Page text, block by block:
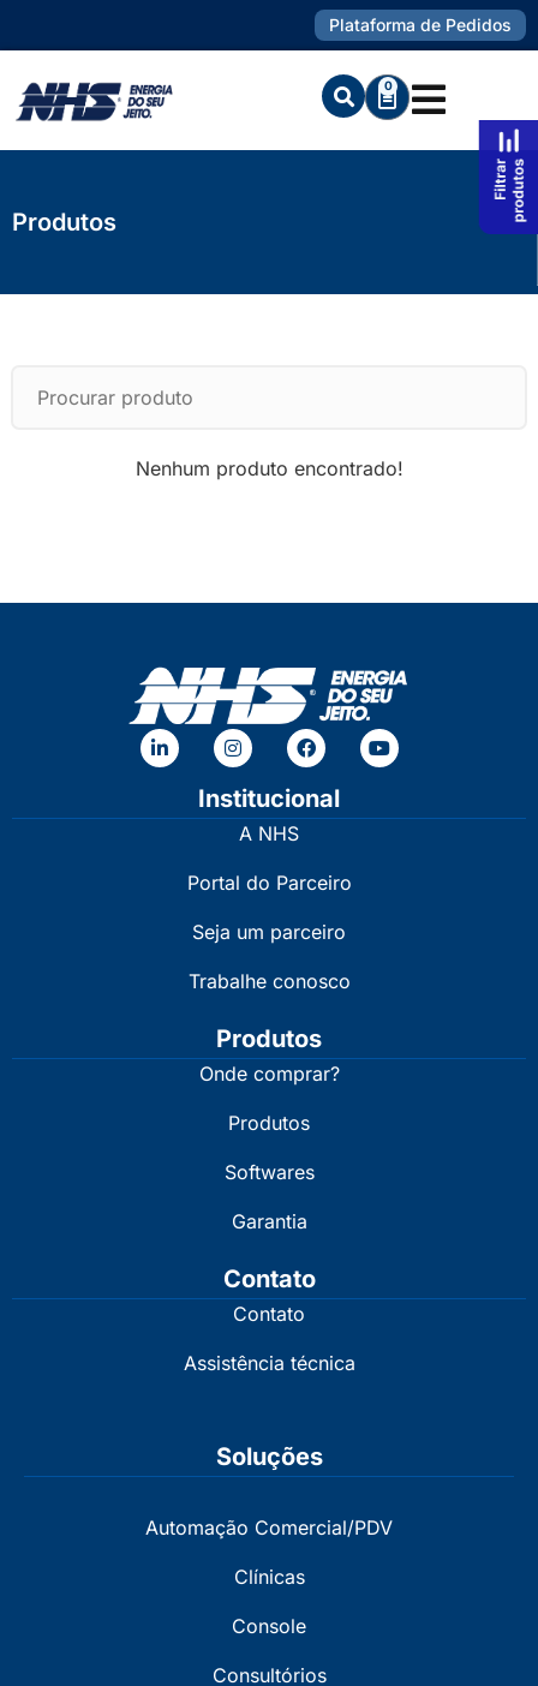
Plataforma de Pedidos
0
Produtos
Nenhum produto encontrado!
Institucional
A NHS
Portal do Parceiro
Seja um parceiro
Trabalhe conosco
Produtos
Onde comprar?
Produtos
Softwares
Garantia
Contato
Contato
Assistência técnica
Soluções
Automação Comercial/PDV
Clínicas
Console
Consultórios